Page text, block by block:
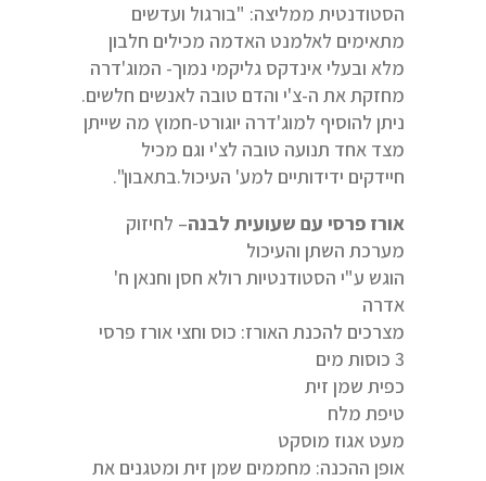
הסטודנטית ממליצה: "בורגול ועדשים
מתאימים לאלמנט האדמה מכילים חלבון
מלא ובעלי אינדקס גליקמי נמוך- המוג'דרה
מחזקת את ה-צ'י והדם טובה לאנשים חלשים.
ניתן להוסיף למוג'דרה יוגורט-חמוץ מה שייתן
מצד אחד תנועה טובה לצ'י וגם מכיל
חיידקים ידידותיים למע' העיכול.בתאבון".
אורז פרסי עם שעועית לבנה– לחיזוק
מערכת השתן והעיכול
הוגש ע"י הסטודנטיות רולא חסן וחנאן ח'
אדרה
מצרכים להכנת האורז: כוס וחצי אורז פרסי
3 כוסות מים
כפית שמן זית
טיפת מלח
מעט אגוז מוסקט
אופן ההכנה: מחממים שמן זית ומטגנים את